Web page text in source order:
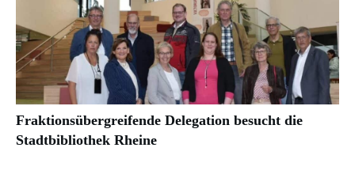
Fraktionsübergreifende Delegation besucht die
Stadtbibliothek Rheine